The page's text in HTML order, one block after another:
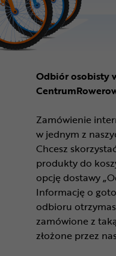
Odbiór osobisty
Zamówienie
w jednym z
Chcesz
produkty do
opcję dostawy
Informację o
odbioru
zamówione z
złożone przez